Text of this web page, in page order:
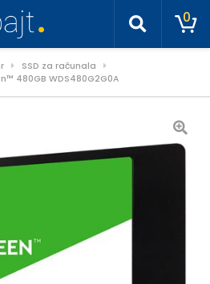
0
SSD za računala
480GB WDS480G2G0A